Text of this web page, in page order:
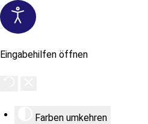
Eingabehilfen öffnen
Farben umkehren